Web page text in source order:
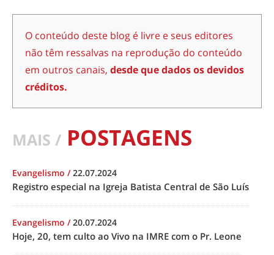
O conteúdo deste blog é livre e seus editores
não têm ressalvas na reprodução do conteúdo
em outros canais, desde que dados os devidos
créditos.
MAIS / POSTAGENS
Evangelismo /22.07.2024
Registro especial na Igreja Batista Central de São Luís
Evangelismo /20.07.2024
Hoje, 20, tem culto ao Vivo na IMRE com o Pr. Leone